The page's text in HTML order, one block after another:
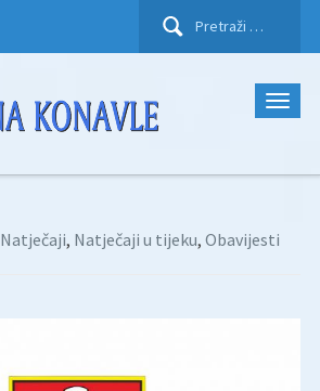
Pretraži:
Natječaji, Natječaji u tijeku, Obavijesti